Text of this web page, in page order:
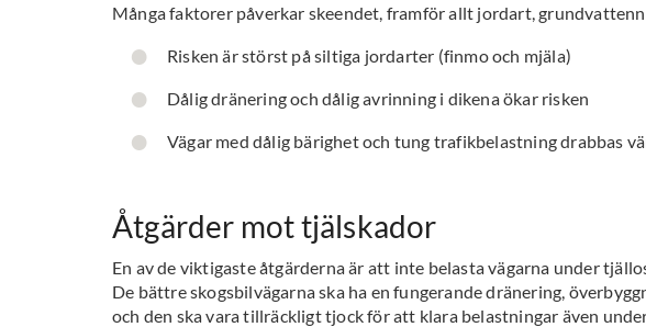
Många faktorer påverkar skeendet, framför allt jordart,
Risken är störst på siltiga jordarter (finmo och mjäla)
Dålig dränering och dålig avrinning i dikena ökar risken
Vägar med dålig bärighet och tung trafikbelastning drabbas
Åtgärder mot tjälskador
En av de viktigaste åtgärderna är att inte belasta vägarna under
De bättre skogsbilvägarna ska ha en fungerande dränering,
och den ska vara tillräckligt tjock för att klara belastningar även